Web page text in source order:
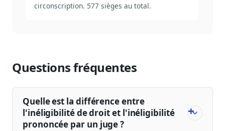
circonscription. 577 sièges au total.
Questions fréquentes
Quelle est la différence entre
l'inéligibilité de droit et l'inéligibilité
prononcée par un juge ?